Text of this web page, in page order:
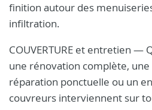
finition autour des
infiltration.
COUVERTURE et entretien —
une rénovation complète,
réparation ponctuelle ou un
couvreurs interviennent sur